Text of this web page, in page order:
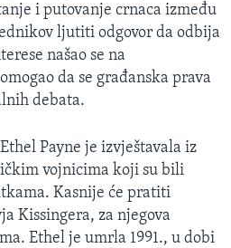
i putovanje crnaca između
ljutiti odgovor da odbija
našao se na
da se građanska prava
debata.
Payne je izvještavala iz
vojnicima koji su bili
Kasnije će pratiti
Kissingera, za njegova
Ethel je umrla 1991., u dobi